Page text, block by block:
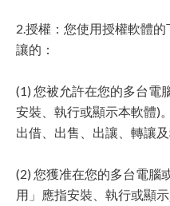
2.授權：您使用授權軟體
讓的：
(1) 您被允許在您的多台電
安裝、執行或顯示本軟體)
出借、出售、出讓、轉讓及
(2) 您獲准在您的多台電腦
用」應指安裝、執行或顯